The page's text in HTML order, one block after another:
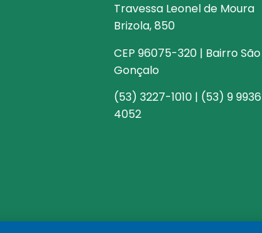
Travessa Leonel de Moura
Brizola, 850
CEP 96075-320 | Bairro São
Gonçalo
(53) 3227-1010 | (53) 9
4052